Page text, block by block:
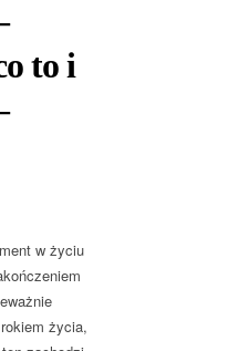
to i
w życiu
życia,